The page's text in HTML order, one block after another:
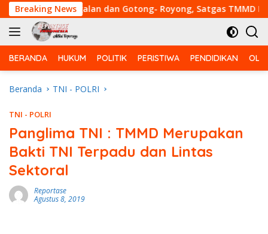
Langsung
ke
konten
Breaking Newsdan Gotong- Royong, Satgas TMMD Ke-129
BERANDA HUKUM POLITIK PERISTIWA PENDIDIKAN
Beranda TNI - POLRI
TNI - POLRI
Panglima TNI : TMMD Merupakan
Bakti TNI Terpadu dan Lintas
Sektoral
Reportase
Agustus 8, 2019